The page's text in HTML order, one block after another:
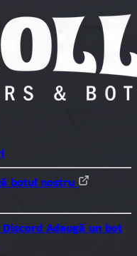
botul nostru
Adaugă un bot